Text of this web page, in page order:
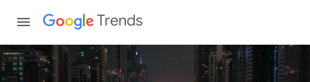
Trends